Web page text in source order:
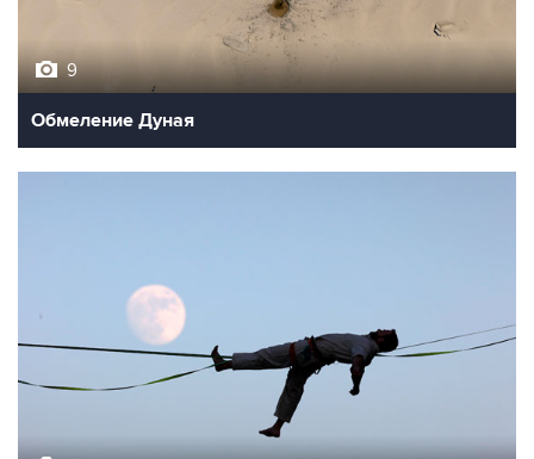
9
Обмеление Дуная